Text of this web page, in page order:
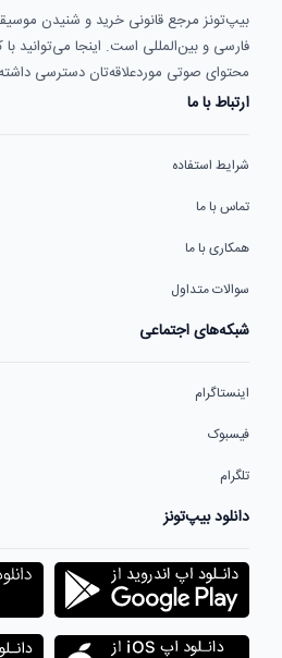
بیپ‌تونز مرجع قانونی خرید و شنیدن
فارسی و بین‌المللی است. اینجا می‌توانید با
محتوای صوتی موردعلاقه‌تان دسترسی
ارتباط با ما
شرایط استفاده
تماس با ما
همکاری با ما
سوالات متداول
شبکه‌های اجتماعی
اینستاگرام
فیسبوک
تلگرام
دانلود بیپ‌تونز